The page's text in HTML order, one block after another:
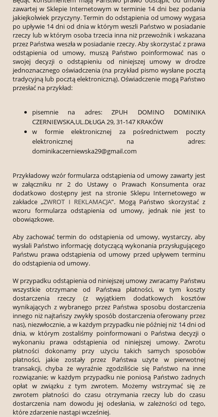
zawartej w Sklepie Internetowym w terminie 14 dni bez podania
jakiejkolwiek przyczyny. Termin do odstąpienia od umowy wygasa
po upływie 14 dni od dnia w którym weszli Państwo w posiadanie
rzeczy lub w którym osoba trzecia inna niż przewoźnik i wskazana
przez Państwa weszła w posiadanie rzeczy. Aby skorzystać z prawa
odstąpienia od umowy, muszą Państwo poinformować nas o
swojej decyzji o odstąpieniu od niniejszej umowy w drodze
jednoznacznego oświadczenia (na przykład pismo wysłane pocztą
tradycyjną lub pocztą elektroniczną). Oświadczenie mogą Państwo
przesłać na przykład:
pisemnie na adres: ZPUH DOMINO DOMINIKA
CZERNIEWSKA,UL.DŁUGA 29, 31-147 KRAKÓW
w formie elektronicznej za pośrednictwem poczty
elektronicznej na adres:
dominikaczerniewska29@gmail.com
Przykładowy wzór formularza odstąpienia od umowy zawarty jest
w załączniku nr 2 do Ustawy o Prawach Konsumenta oraz
dodatkowo dostępny jest na stronie Sklepu Internetowego w
zakładce „ZWROT I REKLAMACJA”. Mogą Państwo skorzystać z
wzoru formularza odstąpienia od umowy, jednak nie jest to
obowiązkowe.
Aby zachować termin do odstąpienia od umowy, wystarczy, aby
wysłali Państwo informację dotyczącą wykonania przysługującego
Państwu prawa odstąpienia od umowy przed upływem terminu
do odstąpienia od umowy.
W przypadku odstąpienia od niniejszej umowy zwracamy Państwu
wszystkie otrzymane od Państwa płatności, w tym koszty
dostarczenia rzeczy (z wyjątkiem dodatkowych kosztów
wynikających z wybranego przez Państwa sposobu dostarczenia
innego niż najtańszy zwykły sposób dostarczenia oferowany przez
nas), niezwłocznie, a w każdym przypadku nie później niż 14 dni od
dnia, w którym zostaliśmy poinformowani o Państwa decyzji o
wykonaniu prawa odstąpienia od niniejszej umowy. Zwrotu
płatności dokonamy przy użyciu takich samych sposobów
płatności, jakie zostały przez Państwa użyte w pierwotnej
transakcji, chyba że wyraźnie zgodziliście się Państwo na inne
rozwiązanie; w każdym przypadku nie poniosą Państwo żadnych
opłat w związku z tym zwrotem. Możemy wstrzymać się ze
zwrotem płatności do czasu otrzymania rzeczy lub do czasu
dostarczenia nam dowodu jej odesłania, w zależności od tego,
które zdarzenie nastąpi wcześniej.